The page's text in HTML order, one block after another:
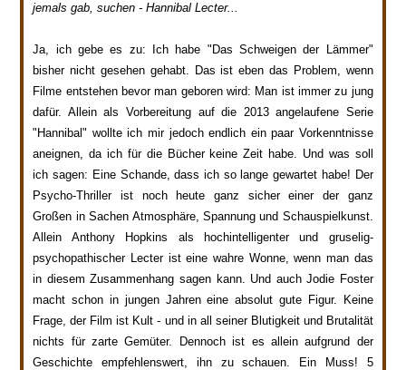
jemals gab, suchen - Hannibal Lecter...
Ja, ich gebe es zu: Ich habe "Das Schweigen der Lämmer"
bisher nicht gesehen gehabt. Das ist eben das Problem, wenn
Filme entstehen bevor man geboren wird: Man ist immer zu jung
dafür. Allein als Vorbereitung auf die 2013 angelaufene Serie
"Hannibal" wollte ich mir jedoch endlich ein paar Vorkenntnisse
aneignen, da ich für die Bücher keine Zeit habe. Und was soll
ich sagen: Eine Schande, dass ich so lange gewartet habe! Der
Psycho-Thriller ist noch heute ganz sicher einer der ganz
Großen in Sachen Atmosphäre, Spannung und Schauspielkunst.
Allein Anthony Hopkins als hochintelligenter und gruselig-
psychopathischer Lecter ist eine wahre Wonne, wenn man das
in diesem Zusammenhang sagen kann. Und auch Jodie Foster
macht schon in jungen Jahren eine absolut gute Figur. Keine
Frage, der Film ist Kult - und in all seiner Blutigkeit und Brutalität
nichts für zarte Gemüter. Dennoch ist es allein aufgrund der
Geschichte empfehlenswert, ihn zu schauen. Ein Muss! 5